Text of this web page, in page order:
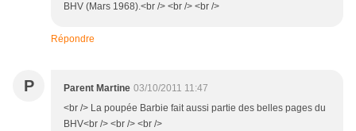
BHV (Mars 1968).<br /> <br /> <br />
Répondre
P Parent Martine 03/10/2011 11:47
<br /> La poupée Barbie fait aussi partie des belles pages du
BHV<br /> <br /> <br />